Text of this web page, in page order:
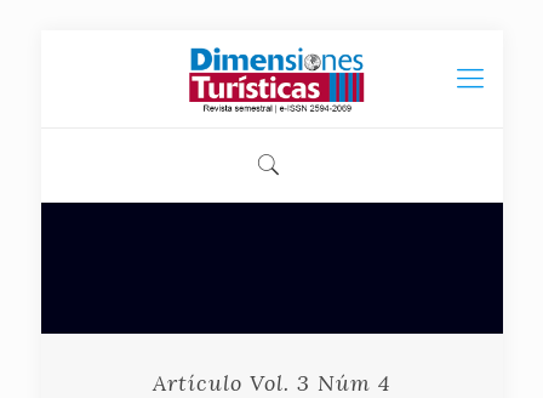
Artículo Vol. 3 Núm 4